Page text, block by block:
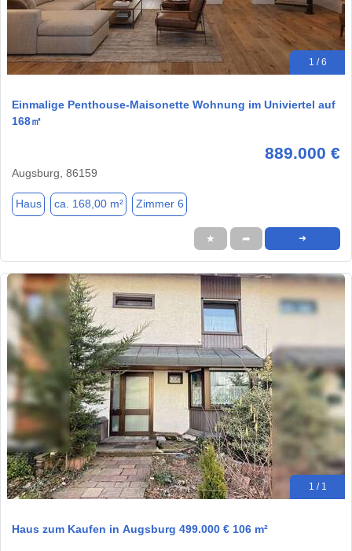
1 / 6
Einmalige Penthouse-Maisonette Wohnung im Univiertel auf
168㎡
889.000 €
Augsburg, 86159
Haus ca. 168,00 m² Zimmer 6
★ ➦ ➜
1 / 1
Haus zum Kaufen in Augsburg 499.000 € 106 m²